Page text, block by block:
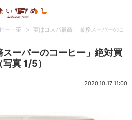
ー・茶 >
実はコスパ最高!「業務スーパーのコ
ーパーのコーヒー」絶対買
真 1/5）
2020.10.17 11:00